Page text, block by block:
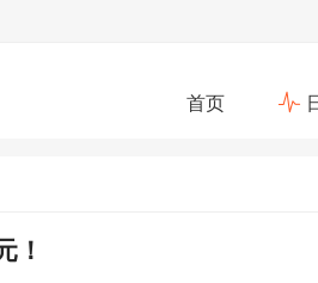
首页
！